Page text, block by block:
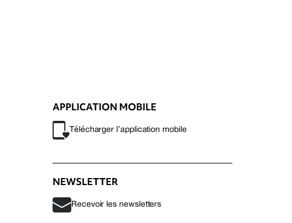
APPLICATION MOBILE
Télécharger l’application mobile
NEWSLETTER
Recevoir les newsletters